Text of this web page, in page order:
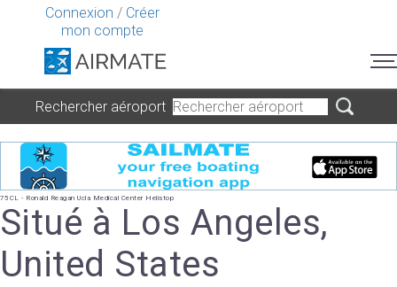
Connexion / Créer
mon compte
Rechercher aéroport
75CL - Ronald Reagan Ucla Medical Center Helistop
Situé à Los Angeles,
United States